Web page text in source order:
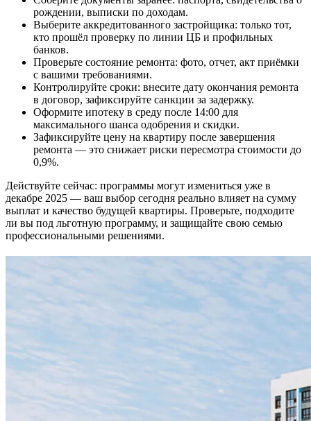
рождении, выписки по доходам.
Выберите аккредитованного застройщика: только тот,
кто прошёл проверку по линии ЦБ и профильных
банков.
Проверьте состояние ремонта: фото, отчет, акт приёмки
с вашими требованиями.
Контролируйте сроки: внесите дату окончания ремонта
в договор, зафиксируйте санкции за задержку.
Оформите ипотеку в среду после 14:00 для
максимального шанса одобрения и скидки.
Зафиксируйте цену на квартиру после завершения
ремонта — это снижает риски пересмотра стоимости до
0,9%.
Действуйте сейчас: программы могут измениться уже в
декабре 2025 — ваш выбор сегодня реально влияет на сумму
выплат и качество будущей квартиры. Проверьте, подходите
ли вы под льготную программу, и защищайте свою семью
профессиональными решениями.